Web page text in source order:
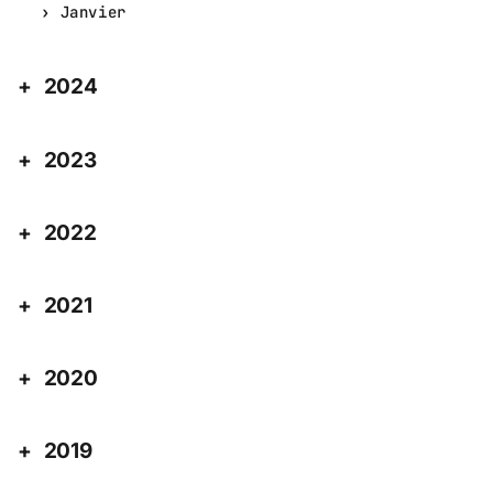
Janvier
2024
2023
2022
2021
2020
2019